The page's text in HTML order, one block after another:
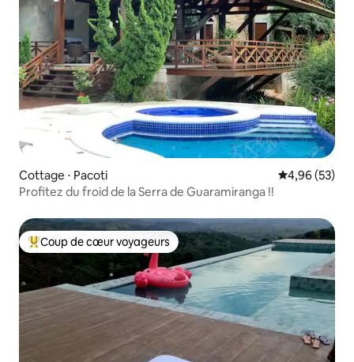
Cottage ⋅ Pacoti Évaluation
4,96 (53)
Profitez du froid de la Serra de Guaramiranga !!
Coups de cœur voyageurs les plus appréciés
Coup de cœur voyageurs